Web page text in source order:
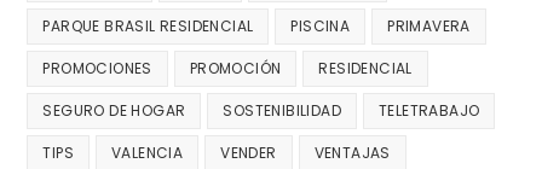
PARQUE BRASIL RESIDENCIAL PISCINA PRIMAVERA
PROMOCIONES PROMOCIÓN RESIDENCIAL
SEGURO DE HOGAR SOSTENIBILIDAD TELETRABAJO
TIPS VALENCIA VENDER VENTAJAS